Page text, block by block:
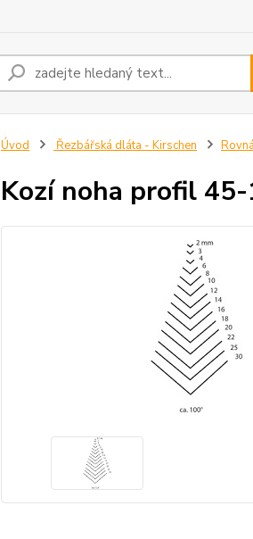
Úvod Řezbářská dláta - Kirschen
Kozí noha profil 45-